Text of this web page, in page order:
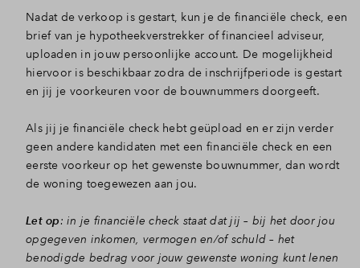
Inloggen
Nadat de verkoop is gestart, kun je de financiële check, een
brief van je hypotheekverstrekker of financieel adviseur,
uploaden in jouw persoonlijke account. De mogelijkheid
hiervoor is beschikbaar zodra de inschrijfperiode is gestart
en jij je voorkeuren voor de bouwnummers doorgeeft.
Als jij je financiële check hebt geüpload en er zijn verder
geen andere kandidaten met een financiële check en een
eerste voorkeur op het gewenste bouwnummer, dan wordt
de woning toegewezen aan jou.
Let op: in je financiële check staat dat jij – bij het door jou
opgegeven inkomen, vermogen en/of schuld – het
benodigde bedrag voor jouw gewenste woning kunt lenen